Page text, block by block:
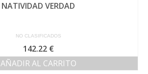
NATIVIDAD VERDAD
NO CLASIFICADOS
142.22 €
AÑADIR AL CARRITO